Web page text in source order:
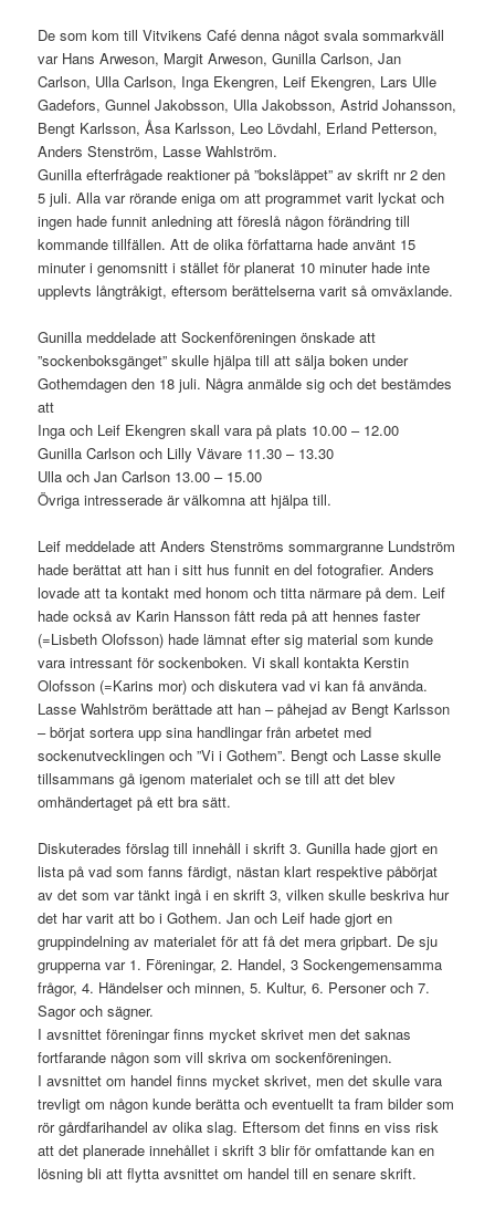
De som kom till Vitvikens Café denna något svala sommarkväll
var Hans Arweson, Margit Arweson, Gunilla Carlson, Jan
Carlson, Ulla Carlson, Inga Ekengren, Leif Ekengren, Lars Ulle
Gadefors, Gunnel Jakobsson, Ulla Jakobsson, Astrid Johansson,
Bengt Karlsson, Åsa Karlsson, Leo Lövdahl, Erland Petterson,
Anders Stenström, Lasse Wahlström.
Gunilla efterfrågade reaktioner på ”boksläppet” av skrift nr 2 den
5 juli. Alla var rörande eniga om att programmet varit lyckat och
ingen hade funnit anledning att föreslå någon förändring till
kommande tillfällen. Att de olika författarna hade använt 15
minuter i genomsnitt i stället för planerat 10 minuter hade inte
upplevts långtråkigt, eftersom berättelserna varit så omväxlande.
Gunilla meddelade att Sockenföreningen önskade att
”sockenboksgänget” skulle hjälpa till att sälja boken under
Gothemdagen den 18 juli. Några anmälde sig och det bestämdes
att
Inga och Leif Ekengren skall vara på plats 10.00 – 12.00
Gunilla Carlson och Lilly Vävare 11.30 – 13.30
Ulla och Jan Carlson 13.00 – 15.00
Övriga intresserade är välkomna att hjälpa till.
Leif meddelade att Anders Stenströms sommargranne Lundström
hade berättat att han i sitt hus funnit en del fotografier. Anders
lovade att ta kontakt med honom och titta närmare på dem. Leif
hade också av Karin Hansson fått reda på att hennes faster
(=Lisbeth Olofsson) hade lämnat efter sig material som kunde
vara intressant för sockenboken. Vi skall kontakta Kerstin
Olofsson (=Karins mor) och diskutera vad vi kan få använda.
Lasse Wahlström berättade att han – påhejad av Bengt Karlsson
– börjat sortera upp sina handlingar från arbetet med
sockenutvecklingen och ”Vi i Gothem”. Bengt och Lasse skulle
tillsammans gå igenom materialet och se till att det blev
omhändertaget på ett bra sätt.
Diskuterades förslag till innehåll i skrift 3. Gunilla hade gjort en
lista på vad som fanns färdigt, nästan klart respektive påbörjat
av det som var tänkt ingå i en skrift 3, vilken skulle beskriva hur
det har varit att bo i Gothem. Jan och Leif hade gjort en
gruppindelning av materialet för att få det mera gripbart. De sju
grupperna var 1. Föreningar, 2. Handel, 3 Sockengemensamma
frågor, 4. Händelser och minnen, 5. Kultur, 6. Personer och 7.
Sagor och sägner.
I avsnittet föreningar finns mycket skrivet men det saknas
fortfarande någon som vill skriva om sockenföreningen.
I avsnittet om handel finns mycket skrivet, men det skulle vara
trevligt om någon kunde berätta och eventuellt ta fram bilder som
rör gårdfarihandel av olika slag. Eftersom det finns en viss risk
att det planerade innehållet i skrift 3 blir för omfattande kan en
lösning bli att flytta avsnittet om handel till en senare skrift.